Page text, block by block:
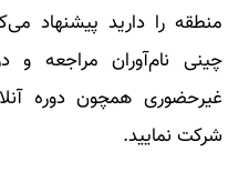
منطقه را دارید پیشنهاد
چینی نام‌‌آوران مراجعه و
غیرحضوری همچون دوره
شرکت نمایید.